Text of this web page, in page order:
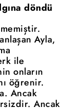
döndü
Ayla,
ile
onların
öğrenir.
Ancak
Ancak